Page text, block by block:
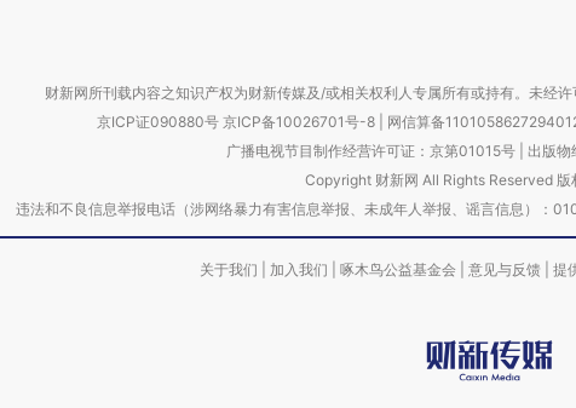
财新网所刊载内容之知识产权为财新传媒及/或相关权利人专属所有或持有。未经
京ICP证090880号 京ICP备10026701号-8 网信算备
广播电视节目制作经营许可证：京第01015号| 出版物
Copyright 财新网 All Rights Reserved 版
违法和不良信息举报电话（涉网络暴力有害信息举报、未成年人举报、谣言信息）
关于我们 加入我们 啄木鸟公益基金会 意见与反馈 提